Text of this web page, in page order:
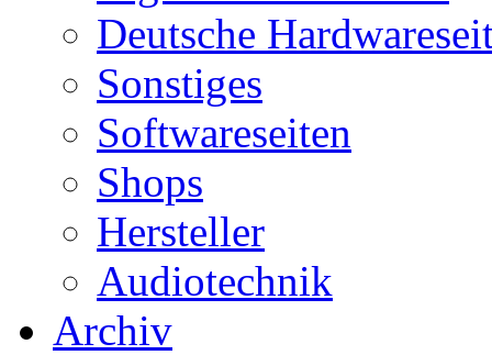
Deutsche
Sonstiges
Softwareseiten
Shops
Hersteller
Audiotechnik
Archiv